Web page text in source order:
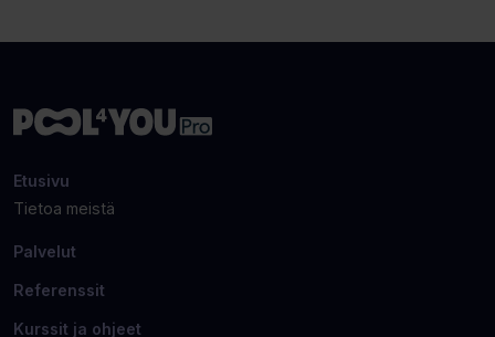
Etusivu
Tietoa meistä
Palvelut
Referenssit
Kurssit ja ohjeet